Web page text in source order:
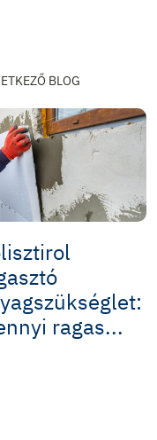
BLOG
ragas...